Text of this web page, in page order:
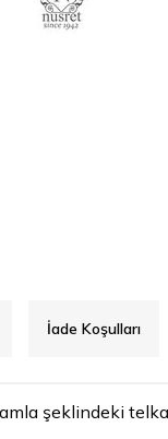
İade Koşulları
şeklindeki